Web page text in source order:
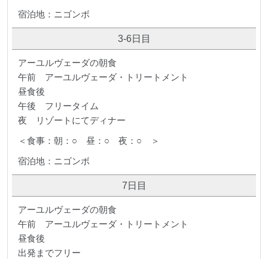
宿泊地：ニゴンボ
3-6日目
アーユルヴェーダの朝食
午前 アーユルヴェーダ・トリートメント
昼食後
午後 フリータイム
夜 リゾートにてディナー
＜食事：朝：○ 昼：○ 夜：○ ＞
宿泊地：ニゴンボ
7日目
アーユルヴェーダの朝食
午前 アーユルヴェーダ・トリートメント
昼食後
出発までフリー